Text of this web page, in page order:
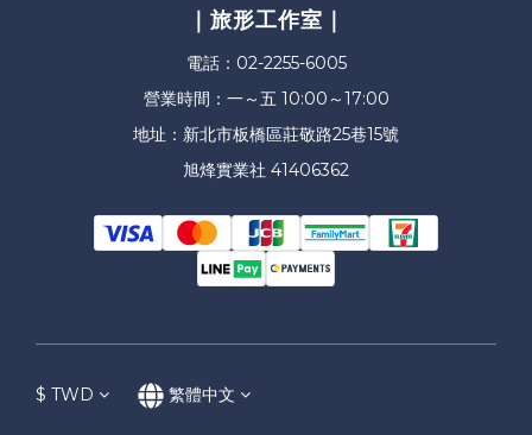
｜旅形工作室｜
電話：02-2255-6005
營業時間：一～五 10:00～17:00
地址：新北市板橋區莊敬路25巷15號
旭烽實業社 41406362
$ TWD 繁體中文